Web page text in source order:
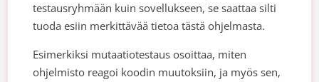
testausryhmään kuin sovellukseen, se saattaa silti
tuoda esiin merkittävää tietoa tästä ohjelmasta.
Esimerkiksi mutaatiotestaus osoittaa, miten
ohjelmisto reagoi koodin muutoksiin, ja myös sen,